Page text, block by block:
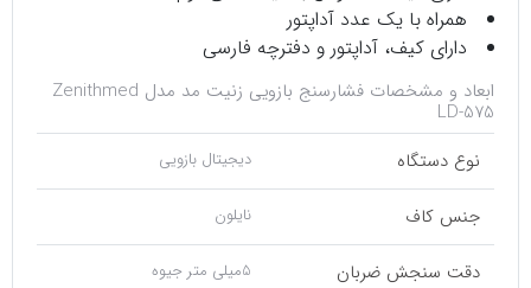
همراه با یک عدد آداپتور
دارای کیف، آداپتور و دفترچه فارسی
ابعاد و مشخصات فشارسنج بازویی زنیت مد مدل Zenithmed
LD-575
نوع دستگاه
دیجیتال بازویی
جنس کاف نایلون
دقت سنجش ضربان 5میلی متر جیوه